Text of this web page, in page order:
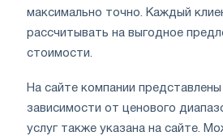
максимально точно. Каждый
рассчитывать на выгодное
стоимости.
На сайте компании представлены
зависимости от ценового
услуг также указана на сайте.